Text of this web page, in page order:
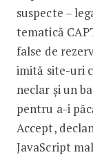
suspecte –
tematică
false de
imită site-uri
neclar și un
pentru a-i
Accept,
JavaScript